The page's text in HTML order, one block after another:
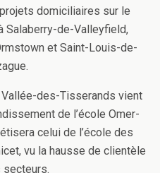
domiciliaires sur le
Salaberry-de-Valleyfield,
et Saint-Louis-de-
des-Tisserands vient
de l’école Omer-
celui de l’école des
vu la hausse de clientèle
secteurs.